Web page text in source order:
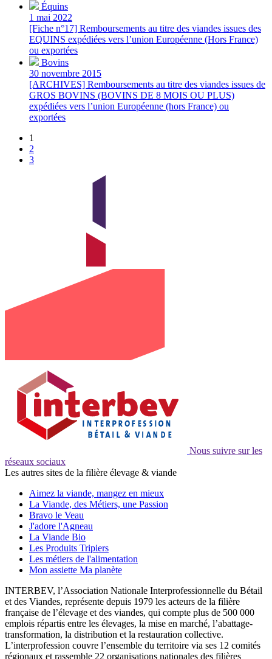
Équins
1 mai 2022
[Fiche n°17] Remboursements au titre des viandes issues des
EQUINS expédiées vers l’union Européenne (Hors France)
ou exportées
Bovins
30 novembre 2015
[ARCHIVES] Remboursements au titre des viandes issues de
GROS BOVINS (BOVINS DE 8 MOIS OU PLUS)
expédiées vers l’union Européenne (hors France) ou
exportées
1
2
3
Nous suivre sur les
réseaux sociaux
Les autres sites de la filière élevage & viande
Aimez la viande, mangez en mieux
La Viande, des Métiers, une Passion
Bravo le Veau
J'adore l'Agneau
La Viande Bio
Les Produits Tripiers
Les métiers de l'alimentation
Mon assiette Ma planète
INTERBEV, l’Association Nationale Interprofessionnelle du Bétail
et des Viandes, représente depuis 1979 les acteurs de la filière
française de l’élevage et des viandes, qui compte plus de 500 000
emplois répartis entre les élevages, la mise en marché, l’abattage-
transformation, la distribution et la restauration collective.
L’interprofession couvre l’ensemble du territoire via ses 12 comités
régionaux et rassemble 22 organisations nationales des filières